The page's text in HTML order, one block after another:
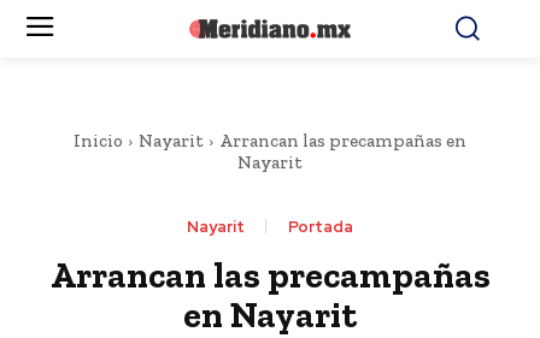
Inicio Nayarit
Arrancan las precampañas en
Nayarit
Nayarit Portada
Arrancan las precampañas
en Nayarit